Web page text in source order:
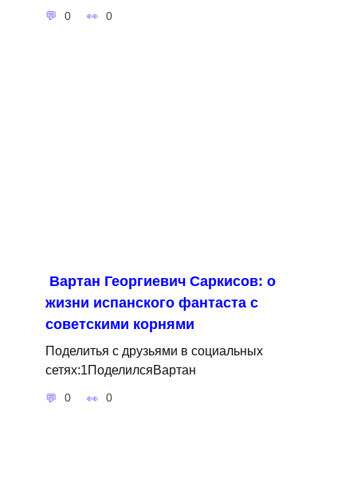
0 0
Вартан Георгиевич Саркисов: о
жизни испанского фантаста с
советскими корнями
Поделитья с друзьями в социальных
сетях:1ПоделилсяВартан
0 0